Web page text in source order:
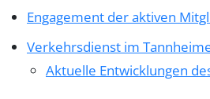
Engagement der aktiven
Verkehrsdienst im
Aktuelle Entwicklungen